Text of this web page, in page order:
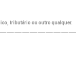
tributário ou outro qualquer.